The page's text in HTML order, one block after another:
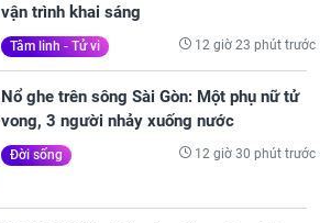
vận trình khai sáng
Tâm linh - Tử vi 12 giờ 23 phút trước
Nổ ghe trên sông Sài Gòn: Một phụ nữ tử
vong, 3 người nhảy xuống nước
Đời sống 12 giờ 30 phút trước